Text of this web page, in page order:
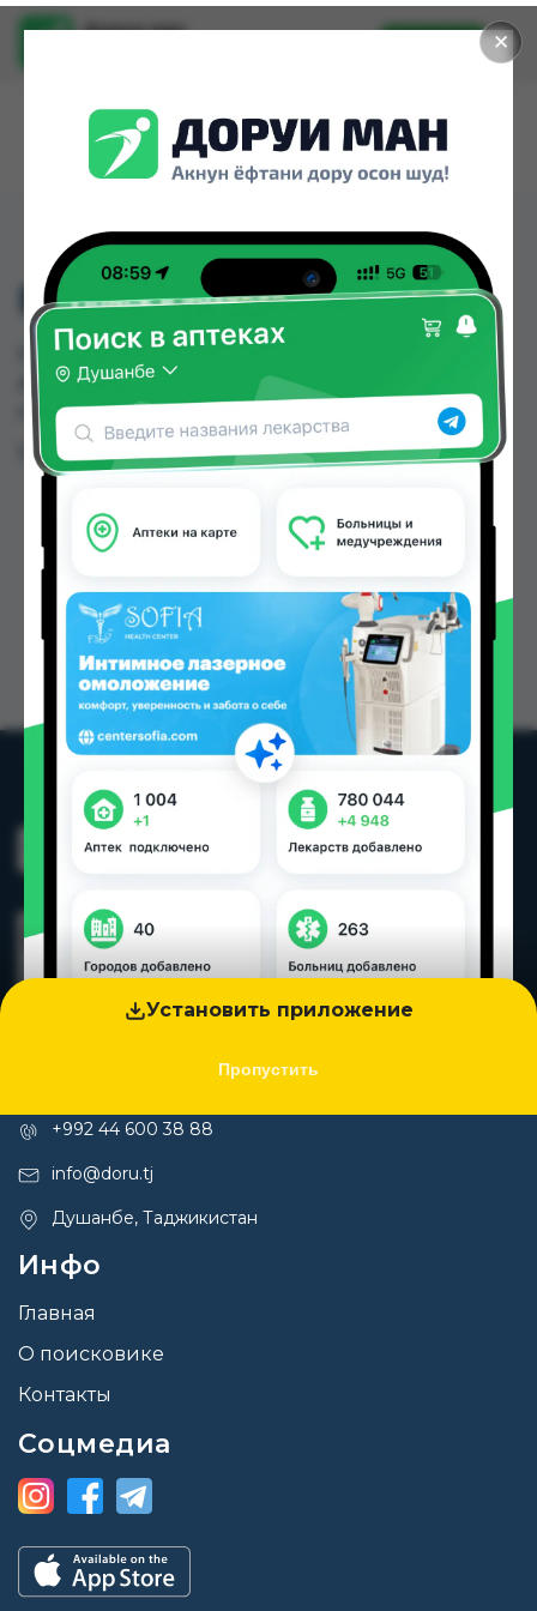
✕
Установить приложение
Пропустить
Доруи ман
Установить
F-03 P M
F-03 P M можно купить или заказать в аптеках,
Арча по цене от 55.00 TJS в Душанбе и других
городах Таджикистана
Цена: от
55.00 TJS
+992 44 600 38 88
info@doru.tj
Душанбе, Таджикистан
Инфо
Главная
О поисковике
Контакты
Соцмедиа